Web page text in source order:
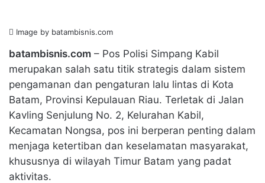
Image by batambisnis.com
batambisnis.com – Pos Polisi Simpang Kabil
merupakan salah satu titik strategis dalam sistem
pengamanan dan pengaturan lalu lintas di Kota
Batam, Provinsi Kepulauan Riau. Terletak di Jalan
Kavling Senjulung No. 2, Kelurahan Kabil,
Kecamatan Nongsa, pos ini berperan penting dalam
menjaga ketertiban dan keselamatan masyarakat,
khususnya di wilayah Timur Batam yang padat
aktivitas.